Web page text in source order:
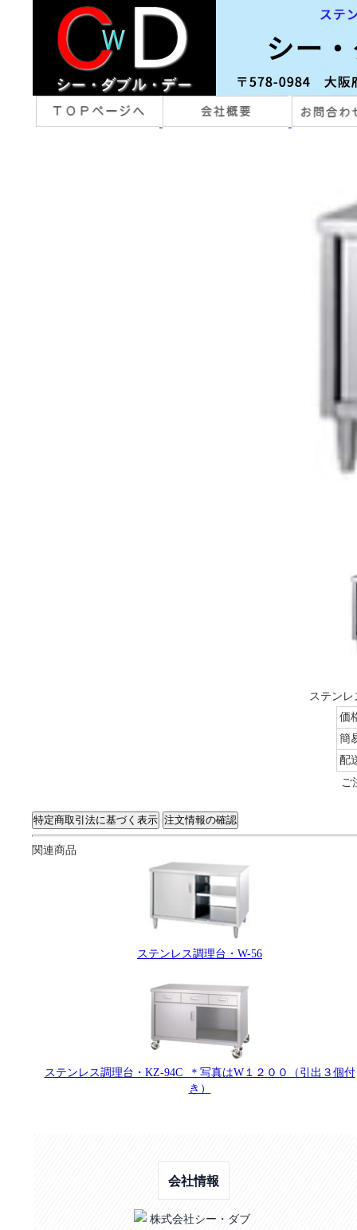
ステンレ
価
簡
配
ご
関連商品
ステンレス調理台・W-56
ステンレス調理台・KZ-94C ＊写真はW１２００（引出３個付
き）
会社情報